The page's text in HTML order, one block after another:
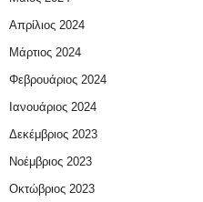
Απρίλιος 2024
Μάρτιος 2024
Φεβρουάριος 2024
Ιανουάριος 2024
Δεκέμβριος 2023
Νοέμβριος 2023
Οκτώβριος 2023